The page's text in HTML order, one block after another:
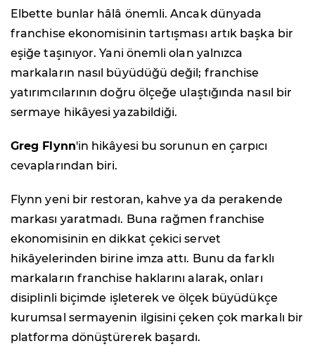
Elbette bunlar hâlâ önemli. Ancak dünyada
franchise ekonomisinin tartışması artık başka bir
eşiğe taşınıyor. Yani önemli olan yalnızca
markaların nasıl büyüdüğü değil; franchise
yatırımcılarının doğru ölçeğe ulaştığında nasıl bir
sermaye hikâyesi yazabildiği.
Greg Flynn'in hikâyesi bu sorunun en çarpıcı
cevaplarından biri.
Flynn yeni bir restoran, kahve ya da perakende
markası yaratmadı. Buna rağmen franchise
ekonomisinin en dikkat çekici servet
hikâyelerinden birine imza attı. Bunu da farklı
markaların franchise haklarını alarak, onları
disiplinli biçimde işleterek ve ölçek büyüdükçe
kurumsal sermayenin ilgisini çeken çok markalı bir
platforma dönüştürerek başardı.